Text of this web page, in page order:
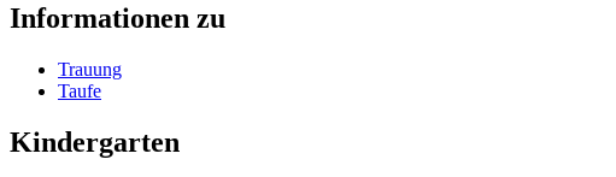
Informationen zu
Trauung
Taufe
Kindergarten